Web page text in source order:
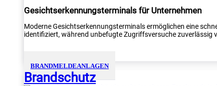
Gesichtserkennungsterminals für Unternehmen
Moderne Gesichtserkennungsterminals ermöglichen eine
identifiziert, während unbefugte Zugriffsversuche zuverlässig
BRANDMELDEANLAGEN
Brandschutz